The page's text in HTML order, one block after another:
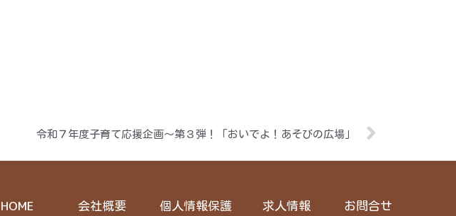
令和７年度子育て応援企画～第３弾！「おいでよ！あそびの広場」
HOME 会社概要 個人情報保護 求人情報 お問合せ